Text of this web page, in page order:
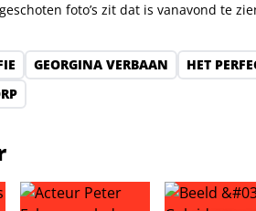
foto’s zit dat is vanavond te
GEORGINA VERBAAN
HET